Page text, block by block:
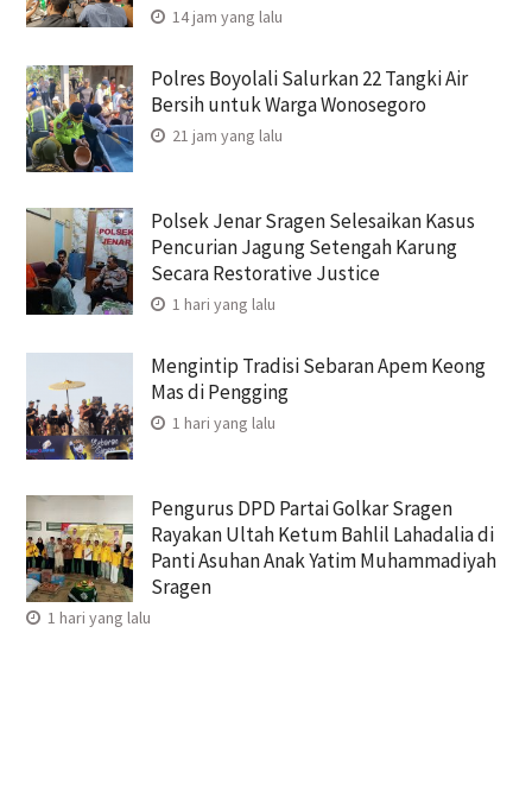
14 jam yang lalu
Polres Boyolali Salurkan 22 Tangki Air
Bersih untuk Warga Wonosegoro
21 jam yang lalu
Polsek Jenar Sragen Selesaikan Kasus
Pencurian Jagung Setengah Karung
Secara Restorative Justice
1 hari yang lalu
Mengintip Tradisi Sebaran Apem Keong
Mas di Pengging
1 hari yang lalu
Pengurus DPD Partai Golkar Sragen
Rayakan Ultah Ketum Bahlil Lahadalia di
Panti Asuhan Anak Yatim Muhammadiyah
Sragen
1 hari yang lalu